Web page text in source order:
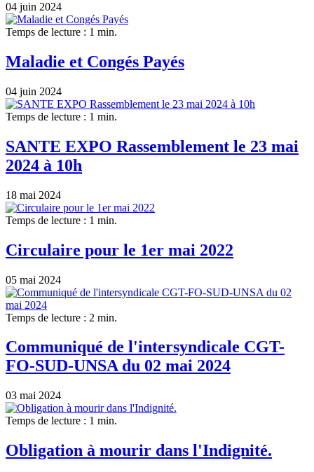
04 juin 2024
Temps de lecture : 1 min.
Maladie et Congés Payés
04 juin 2024
Temps de lecture : 1 min.
SANTE EXPO Rassemblement le 23 mai
2024 à 10h
18 mai 2024
Temps de lecture : 1 min.
Circulaire pour le 1er mai 2022
05 mai 2024
Temps de lecture : 2 min.
Communiqué de l'intersyndicale CGT-
FO-SUD-UNSA du 02 mai 2024
03 mai 2024
Temps de lecture : 1 min.
Obligation à mourir dans l'Indignité.